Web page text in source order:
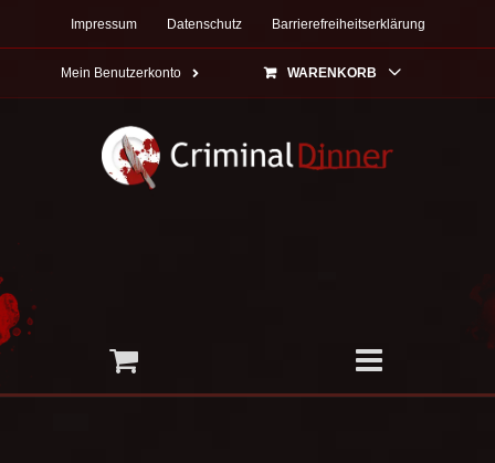
Impressum Datenschutz Barrierefreiheitserklärung
Mein Benutzerkonto WARENKORB